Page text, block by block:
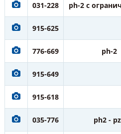
031-228 ph-2 с
915-625
776-669 ph-2
915-649
915-618
035-776 ph2 -